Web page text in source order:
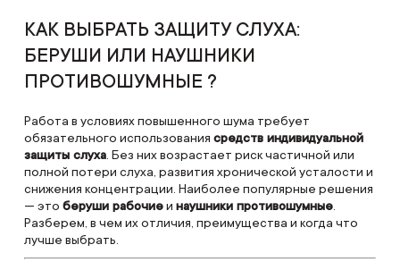
КАК ВЫБРАТЬ ЗАЩИТУ СЛУХА:
БЕРУШИ ИЛИ НАУШНИКИ
ПРОТИВОШУМНЫЕ ?
Работа в условиях повышенного шума требует
обязательного использования средств индивидуальной
защиты слуха. Без них возрастает риск частичной или
полной потери слуха, развития хронической усталости и
снижения концентрации. Наиболее популярные решения
— это беруши рабочиеи наушники противошумные.
Разберем, в чем их отличия, преимущества и когда что
лучше выбрать.